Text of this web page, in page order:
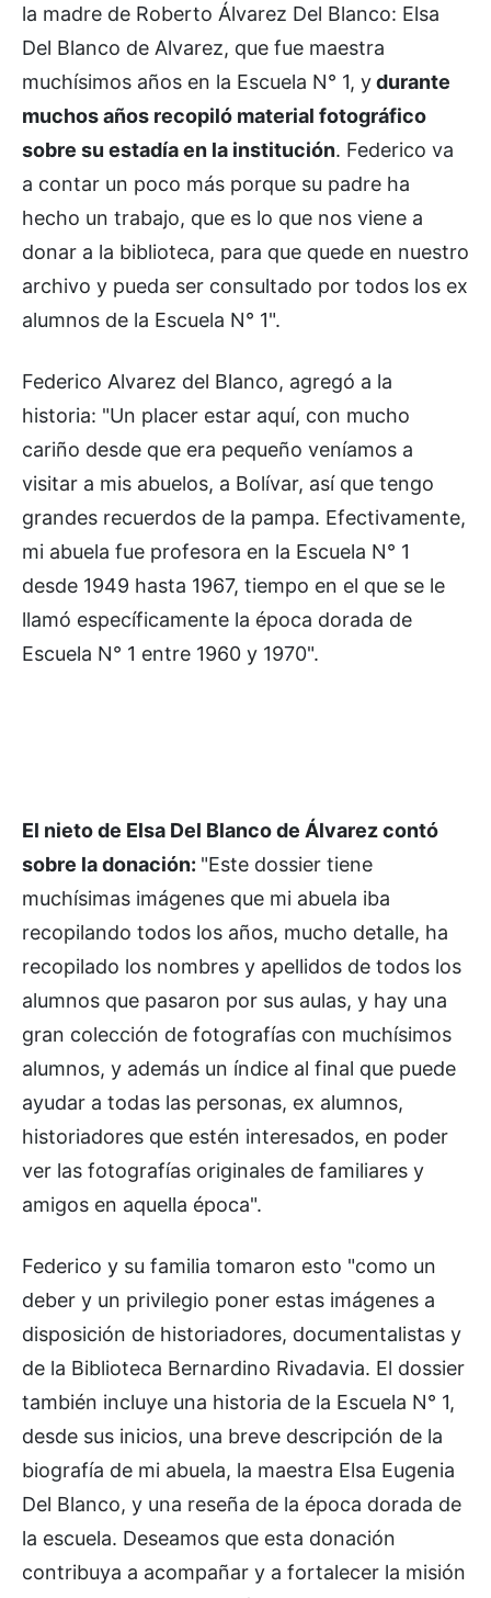
la madre de Roberto Álvarez Del Blanco: Elsa
Del Blanco de Alvarez, que fue maestra
muchísimos años en la Escuela N° 1, ydurante
muchos años recopiló material fotográfico
sobre su estadía en la institución. Federico va
a contar un poco más porque su padre ha
hecho un trabajo, que es lo que nos viene a
donar a la biblioteca, para que quede en nuestro
archivo y pueda ser consultado por todos los ex
alumnos de la Escuela N° 1".
Federico Alvarez del Blanco, agregó a la
historia: "Un placer estar aquí, con mucho
cariño desde que era pequeño veníamos a
visitar a mis abuelos, a Bolívar, así que tengo
grandes recuerdos de la pampa. Efectivamente,
mi abuela fue profesora en la Escuela N° 1
desde 1949 hasta 1967, tiempo en el que se le
llamó específicamente la época dorada de
Escuela N° 1 entre 1960 y 1970".
El nieto de Elsa Del Blanco de Álvarez contó
sobre la donación: "Este dossier tiene
muchísimas imágenes que mi abuela iba
recopilando todos los años, mucho detalle, ha
recopilado los nombres y apellidos de todos los
alumnos que pasaron por sus aulas, y hay una
gran colección de fotografías con muchísimos
alumnos, y además un índice al final que puede
ayudar a todas las personas, ex alumnos,
historiadores que estén interesados, en poder
ver las fotografías originales de familiares y
amigos en aquella época".
Federico y su familia tomaron esto "como un
deber y un privilegio poner estas imágenes a
disposición de historiadores, documentalistas y
de la Biblioteca Bernardino Rivadavia. El dossier
también incluye una historia de la Escuela N° 1,
desde sus inicios, una breve descripción de la
biografía de mi abuela, la maestra Elsa Eugenia
Del Blanco, y una reseña de la época dorada de
la escuela. Deseamos que esta donación
contribuya a acompañar y a fortalecer la misión